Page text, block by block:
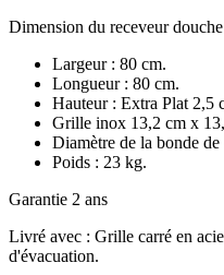
Dimension du receveur douche
Largeur : 80 cm.
Longueur : 80 cm.
Hauteur : Extra Plat 2,5
Grille inox 13,2 cm x
Diamètre de la bonde
Poids : 23 kg.
Garantie 2 ans
Livré avec : Grille carré en
d'évacuation.